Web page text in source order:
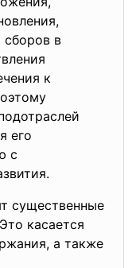
сборов в
к
его
с
существенные
касается
а также